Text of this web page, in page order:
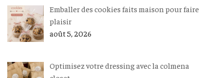
Emballer des cookies faits maison pour faire
plaisir
août 5, 2026
Optimisez votre dressing avec la colmena